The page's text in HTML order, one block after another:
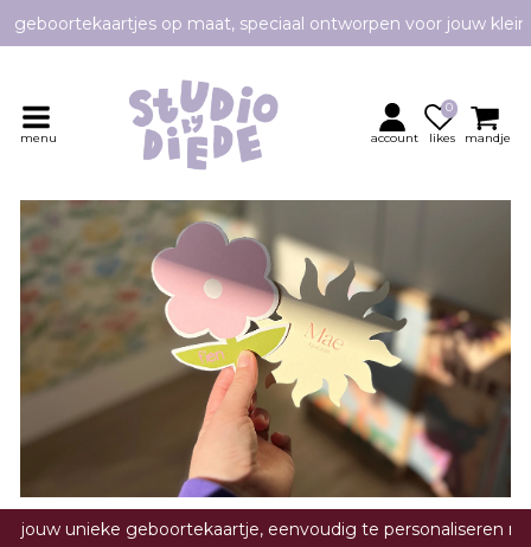
geboortekaartjes op maat, speciaal ontworpen voor jouw
Persoonlijk contact en advies
menu account likes
0
mandje
10+ jaar ervaring als grafisch vormgever
Ons team staat klaar om je te helpen
jouw unieke geboortekaartje, eenvoudig te personaliseren